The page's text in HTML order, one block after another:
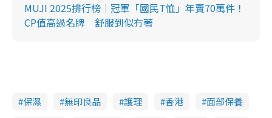
MUJI 2025排行榜｜冠軍「國民T恤」年賣70萬件！
CP值高過名牌 舒服到似冇著
保濕 無印良品 護理 香港
面部保養